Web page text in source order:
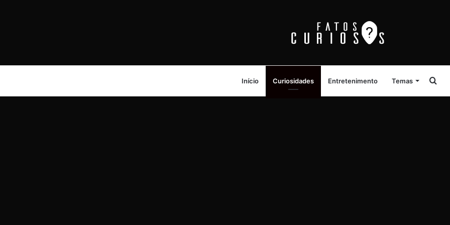
Início Curiosidades Entretenimento Temas